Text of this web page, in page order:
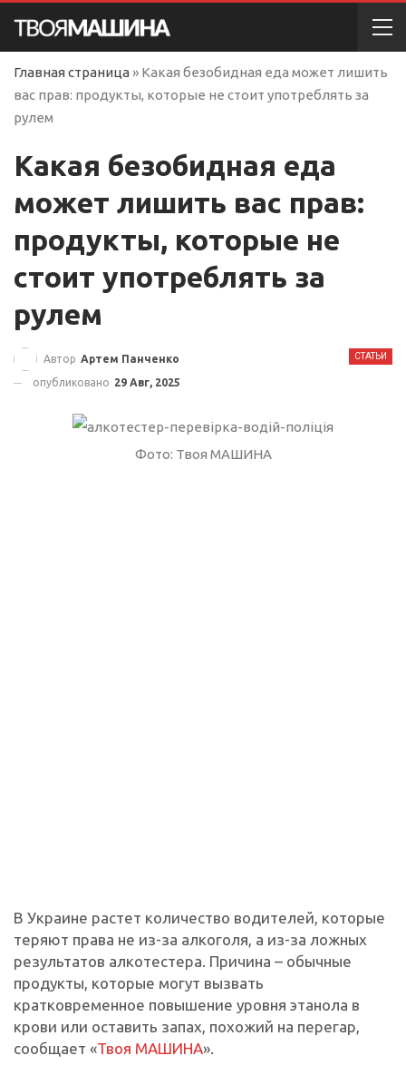
Главная страница » Какая безобидная еда может лишить
вас прав: продукты, которые не стоит употреблять за
рулем
Какая безобидная еда
может лишить вас прав:
продукты, которые не
стоит употреблять за
рулем
СТАТЬИ
Автор Артем Панченко
опубликовано 29 Авг, 2025
Фото: Твоя МАШИНА
В Украине растет количество водителей, которые
теряют права не из-за алкоголя, а из-за ложных
результатов алкотестера. Причина – обычные
продукты, которые могут вызвать
кратковременное повышение уровня этанола в
крови или оставить запах, похожий на перегар,
сообщает «Твоя МАШИНА».